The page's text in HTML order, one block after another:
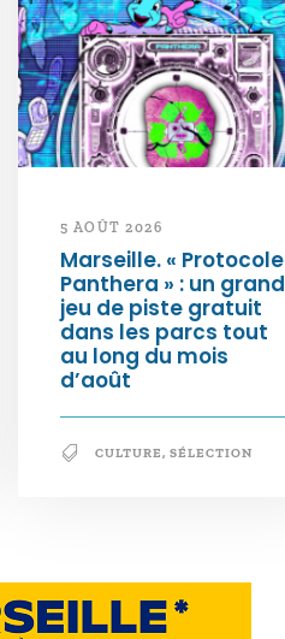
5 AOÛT 2026
Marseille. « Protocole
Panthera » : un grand
jeu de piste gratuit
dans les parcs tout
au long du mois
d’août
CULTURE, SÉLECTION